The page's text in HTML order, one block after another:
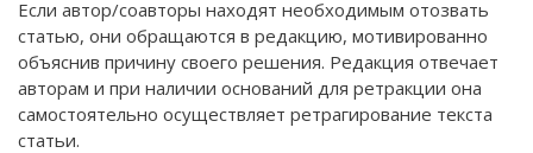
Если автор/соавторы находят необходимым отозвать
статью, они обращаются в редакцию, мотивированно
объяснив причину своего решения. Редакция отвечает
авторам и при наличии оснований для ретракции она
самостоятельно осуществляет ретрагирование текста
статьи.